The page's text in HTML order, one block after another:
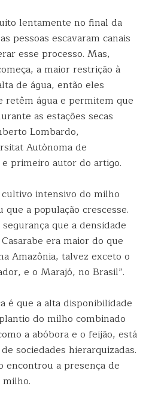
lentamente no final da
pessoas escavaram canais
esse processo. Mas,
a maior restrição à
de água, então eles
retêm água e permitem que
as estações secas
Lombardo,
Autònoma de
primeiro autor do artigo.
intensivo do milho
a população crescesse.
que a densidade
era maior do que
Amazônia, talvez exceto o
e o Marajó, no Brasil”.
é que a alta disponibilidade
do milho combinado
a abóbora e o feijão, está
sociedades hierarquizadas.
encontrou a presença de